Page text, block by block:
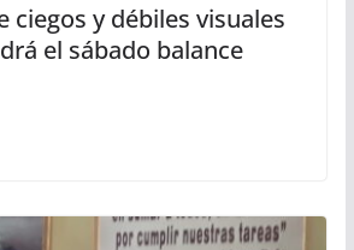
ciegos y débiles visuales
el sábado balance